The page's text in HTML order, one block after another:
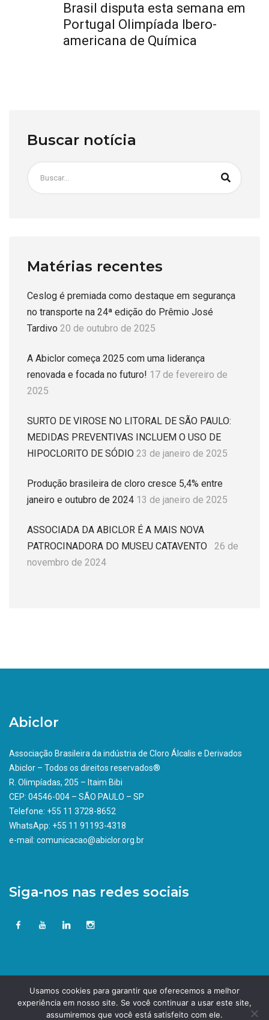
Brasil disputa esta semana em
Portugal Olimpíada Ibero-
americana de Química
Buscar notícia
Matérias recentes
Ceslog é premiada como destaque em segurança
no transporte na 24ª edição do Prêmio José
Tardivo 20 de outubro de 2025
A Abiclor começa 2025 com uma liderança
renovada e focada no futuro! 17 de fevereiro de
2025
SURTO DE VIROSE NO LITORAL DE SÃO PAULO:
MEDIDAS PREVENTIVAS INCLUEM O USO DE
HIPOCLORITO DE SÓDIO 23 de janeiro de 2025
Produção brasileira de cloro cresce 5,4% entre
janeiro e outubro de 2024 13 de janeiro de 2025
ASSOCIADA DA ABICLOR É A MAIS NOVA
PATROCINADORA DO MUSEU CATAVENTO
26 de
novembro de 2024
Abiclor
Associação Brasileira da indústria de Cloro Álcalis e Derivados
Abiclor – Todos os direitos reservados®
R. Olimpíadas, 205 – Itaim Bibi
CEP: 04546-004 – SÃO PAULO – SP
Telefone: +55 11 3728-8652
WhatsApp: +55 11 91193-4318
e-mail: comunicacao@abiclor.org.br
Siga-nos nas redes sociais
Usamos cookies para garantir que oferecemos a melhor
experiência em nosso site. Se você continuar a usar este site,
assumiremos que você está satisfeito com ele.